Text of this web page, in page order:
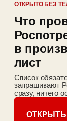
ОТКРЫТО БЕЗ
Что
в
лист
Список
запрашивают
сразу, ничего
ОТКРЫТЬ